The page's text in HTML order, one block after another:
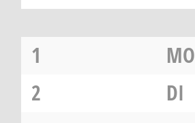
1
MO
2
DI